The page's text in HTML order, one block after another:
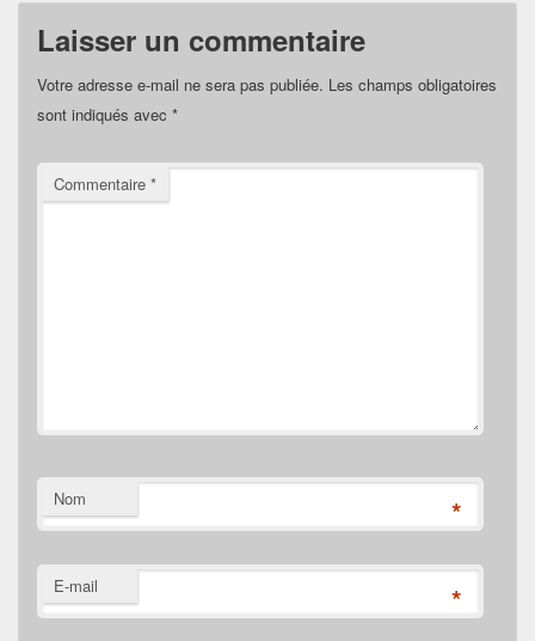
Laisser un commentaire
Votre adresse e-mail ne sera pas publiée. Les champs obligatoires
sont indiqués avec *
Commentaire *
Nom *
E-mail *